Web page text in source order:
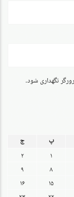
نگهداری شود.
پ
ج
۱
۲
۸
۹
۱۵
۱۶